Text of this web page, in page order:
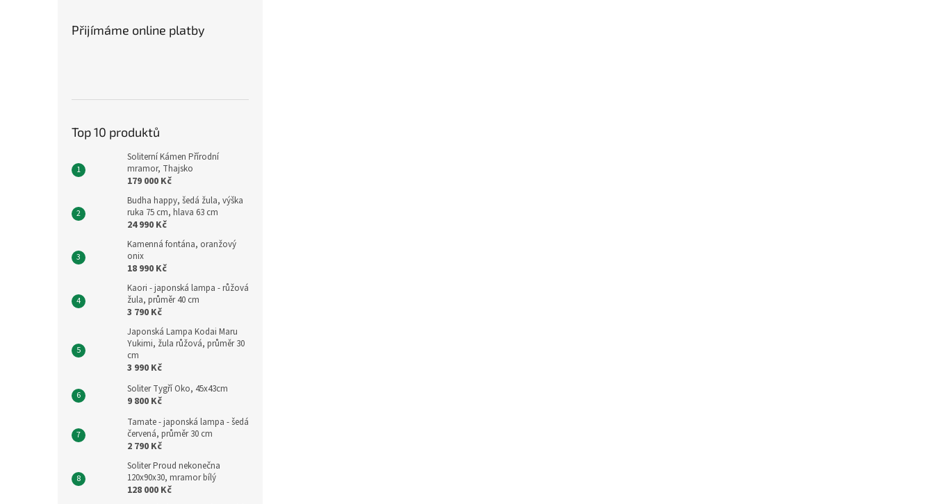
Přijímáme online platby
Top 10 produktů
Soliterní Kámen Přírodní
mramor, Thajsko
179 000 Kč
Budha happy, šedá žula, výška
ruka 75 cm, hlava 63 cm
24 990 Kč
Kamenná fontána, oranžový
onix
18 990 Kč
Kaori - japonská lampa - růžová
žula, průměr 40 cm
3 790 Kč
Japonská Lampa Kodai Maru
Yukimi, žula růžová, průměr 30
cm
3 990 Kč
Soliter Tygří Oko, 45x43cm
9 800 Kč
Tamate - japonská lampa - šedá
červená, průměr 30 cm
2 790 Kč
Soliter Proud nekonečna
120x90x30, mramor bílý
128 000 Kč